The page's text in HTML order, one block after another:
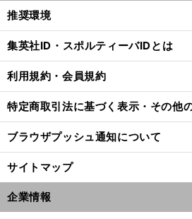
】
。
記
」
推奨環境
集英社ID・スポルティーバIDとは
利用規約・会員規約
特定商取引法に基づく表示・その他
ブラウザプッシュ通知について
サイトマップ
企業情報